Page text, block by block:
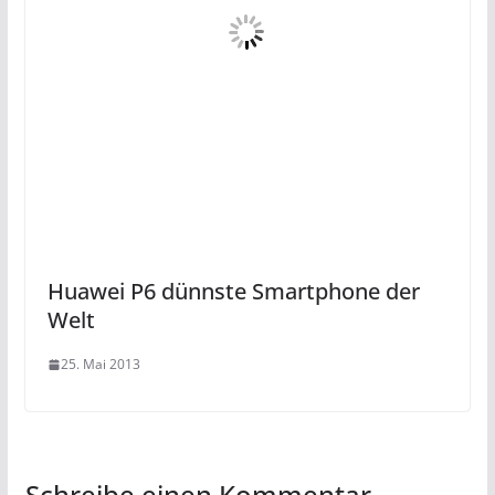
Huawei P6 dünnste Smartphone der
Welt
25. Mai 2013